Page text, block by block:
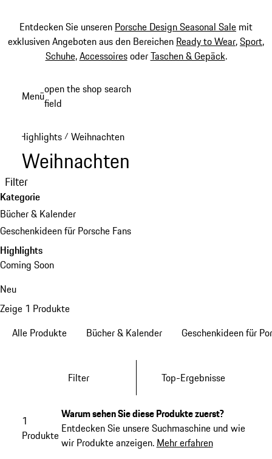
Entdecken Sie unseren Porsche Design Seasonal Sale mit
exklusiven Angeboten aus den Bereichen Ready to Wear,Sport,
Schuhe,AccessoiresoderTaschen & Gepäck.
Hauptinhalt
Menüopen the shop search
field
Highlights / Weihnachten
Weihnachten
Filter
Kategorie
Bücher & Kalender
Geschenkideen für Porsche Fans
Highlights
Coming Soon
Neu
Zeige 1 Produkte
Alle Produkte
Bücher & Kalender Geschenkideen für
Filter Top-Ergebnisse
1
Produkte
Warum sehen Sie diese Produkte zuerst?
Entdecken Sie unsere Suchmaschine und wie
wir Produkte anzeigen. Mehr erfahren